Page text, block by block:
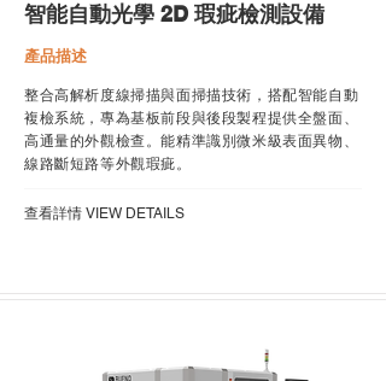
智能自動光學 2D 瑕疵檢測設備
產品描述
整合高解析度線掃描與面掃描技術，搭配智能自動
複檢系統，專為基板前段與後段製程提供全盤面、
高通量的外觀檢查。能精準識別微米級表面異物、
線路斷短路等外觀瑕疵。
​查看詳情 VIEW DETAILS